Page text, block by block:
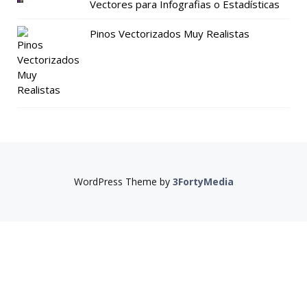
Vectores para Infografias o Estadísticas
Pinos Vectorizados Muy Realistas
WordPress Theme by 3FortyMedia